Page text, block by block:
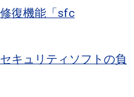
復機能「sfc
キュリティソフトの負